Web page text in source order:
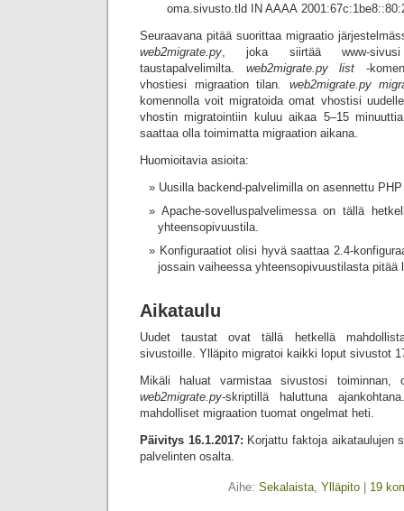
oma.sivusto.tld IN AAAA
Seuraavana pitää suorittaa migraatio
web2migrate.py, joka siirtää www-sivusi
taustapalvelimilta. web2migrate.py list -
vhostiesi migraation tilan. web2migrate.py
komennolla voit migratoida omat vhostisi
vhostin migratointiin kuluu aikaa 5–15
saattaa olla toimimatta migraation aikana.
Huomioitavia asioita:
Uusilla backend-palvelimilla on asennettu
Apache-sovelluspalvelimessa on tällä
yhteensopivuustila.
Konfiguraatiot olisi hyvä saattaa 2.4-
jossain vaiheessa yhteensopivuustilasta pitää
Aikataulu
Uudet taustat ovat tällä hetkellä
sivustoille. Ylläpito migratoi kaikki loput sivustot
Mikäli haluat varmistaa sivustosi toiminnan,
web2migrate.py-skriptillä haluttuna
mahdolliset migraation tuomat ongelmat heti.
Päivitys 16.1.2017: Korjattu faktoja aikataulujen
palvelinten osalta.
Aihe: Sekalaista, Ylläpito 19